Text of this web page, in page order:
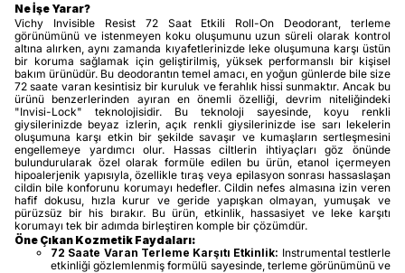
Ne İşe Yarar?
Vichy Invisible Resist 72 Saat Etkili Roll-On Deodorant, terleme
görünümünü ve istenmeyen koku oluşumunu uzun süreli olarak kontrol
altına alırken, aynı zamanda kıyafetlerinizde leke oluşumuna karşı üstün
bir koruma sağlamak için geliştirilmiş, yüksek performanslı bir kişisel
bakım ürünüdür. Bu deodorantın temel amacı, en yoğun günlerde bile size
72 saate varan kesintisiz bir kuruluk ve ferahlık hissi sunmaktır. Ancak bu
ürünü benzerlerinden ayıran en önemli özelliği, devrim niteliğindeki
"Invisi-Lock" teknolojisidir. Bu teknoloji sayesinde, koyu renkli
giysilerinizde beyaz izlerin, açık renkli giysilerinizde ise sarı lekelerin
oluşumuna karşı etkin bir şekilde savaşır ve kumaşların sertleşmesini
engellemeye yardımcı olur. Hassas ciltlerin ihtiyaçları göz önünde
bulundurularak özel olarak formüle edilen bu ürün, etanol içermeyen
hipoalerjenik yapısıyla, özellikle tıraş veya epilasyon sonrası hassaslaşan
cildin bile konforunu korumayı hedefler. Cildin nefes almasına izin veren
hafif dokusu, hızla kurur ve geride yapışkan olmayan, yumuşak ve
pürüzsüz bir his bırakır. Bu ürün, etkinlik, hassasiyet ve leke karşıtı
korumayı tek bir adımda birleştiren komple bir çözümdür.
Öne Çıkan Kozmetik Faydaları:
72 Saate Varan Terleme Karşıtı Etkinlik: Instrumental testlerle
etkinliği gözlemlenmiş formülü sayesinde, terleme görünümünü ve